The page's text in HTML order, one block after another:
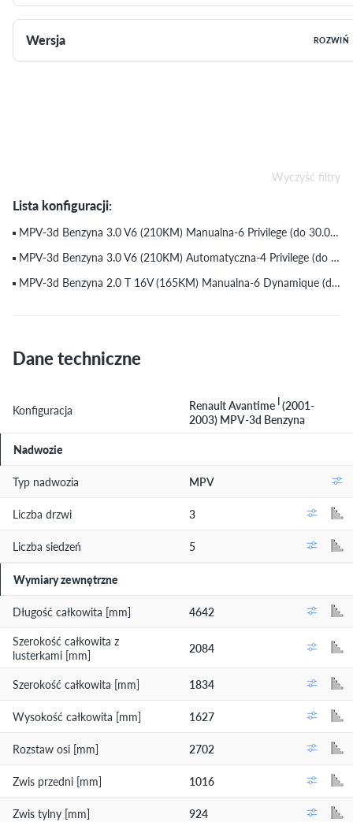
Wersja ROZWIŃ
Wyczyść filtry
Lista konfiguracji:
MPV-3d Benzyna 3.0 V6 (210KM) Manualna-6 Privilege (do 30.05.2003)
MPV-3d Benzyna 3.0 V6 (210KM) Automatyczna-4 Privilege (do 30.05.2003)
MPV-3d Benzyna 2.0 T 16V (165KM) Manualna-6 Dynamique (do 30.05.2003)
Dane techniczne
Konfiguracja Renault Avantime I(2001-
2003) MPV-3d Benzyna
Nadwozie
Typ nadwozia MPV
Liczba drzwi 3
Liczba siedzeń 5
Wymiary zewnętrzne
Długość całkowita [mm]
4642
Szerokość całkowita z
lusterkami [mm]
2084
Szerokość całkowita [mm] 1834
Wysokość całkowita [mm] 1627
Rozstaw osi [mm] 2702
Zwis przedni [mm] 1016
Zwis tylny [mm] 924